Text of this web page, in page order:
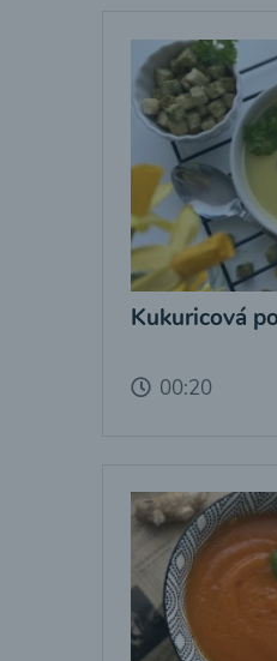
Kukuricová
00:20